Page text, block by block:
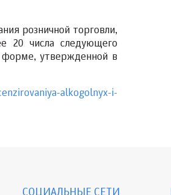
розничной торговли,
20 числа следующего
форме, утвержденной в
alkogolnyx-i-
СОЦИАЛЬНЫЕ СЕТИ